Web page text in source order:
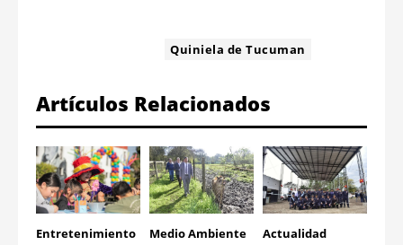
Quiniela de Tucuman
Artículos Relacionados
Entretenimiento Medio Ambiente Actualidad